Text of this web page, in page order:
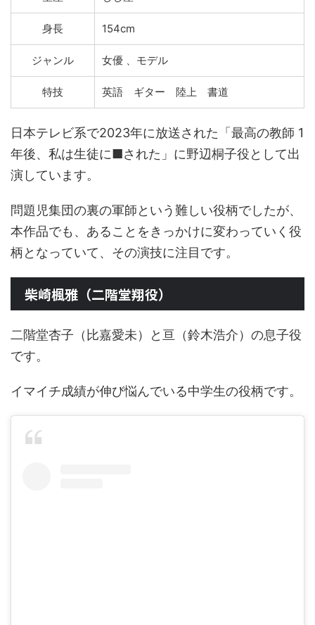
身長 154cm
ジャンル 女優 、モデル
特技 英語 ギター 陸上 書道
日本テレビ系で2023年に放送された「最高の教師 1
年後、私は生徒に■された」に野辺桐子役として出
演しています。
問題児集団の裏の軍師という難しい役柄でしたが、
本作品でも、あることをきっかけに変わっていく役
柄となっていて、その演技に注目です。
柴崎楓雅（二階堂翔役）
二階堂杏子（比嘉愛未）と亘（鈴木浩介）の息子役
です。
イマイチ成績が伸び悩んでいる中学生の役柄です。